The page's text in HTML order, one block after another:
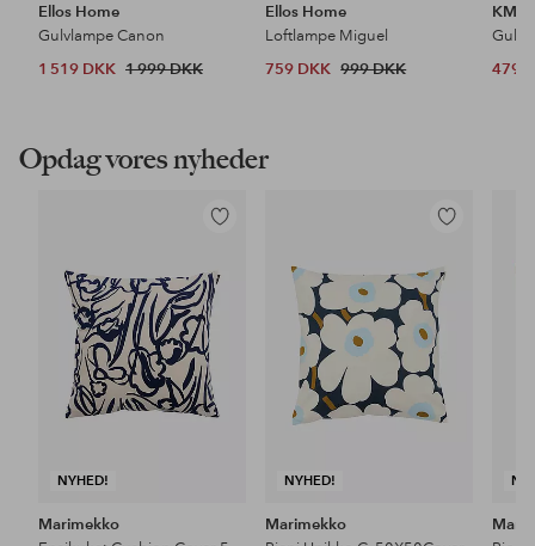
Ellos Home
Gulvlampe Canon
1 519 DKK 1 999 DKK
Ellos Home
Loftlampe Miguel
759 DKK 999 DKK
KM
479
Opdag vores nyheder
NYHED!
Tilføj
favoritter
Marimekko
NYHED!
Tilføj
favoritter
Marimekko